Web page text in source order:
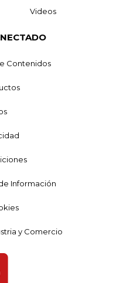
Videos
Contenidos
Información
y Comercio